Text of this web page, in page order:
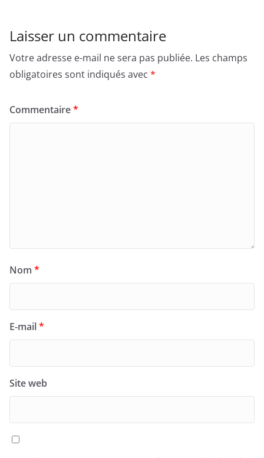
Laisser un commentaire
Votre adresse e-mail ne sera pas publiée. Les champs
obligatoires sont indiqués avec *
Commentaire*
Nom *
E-mail*
Site web